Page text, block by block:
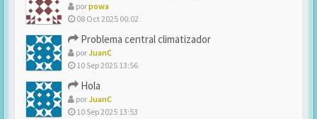
porpowa
08 Oct 2025 00:02
Problema central climatizador
porJuanC
10 Sep 2025 13:56
Hola
porJuanC
10 Sep 2025 13:53